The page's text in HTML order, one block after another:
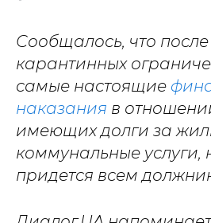
Сообщалось, что после
карантинных
самые настоящие
наказания в
имеющих долги за
коммунальные услуги,
придется всем